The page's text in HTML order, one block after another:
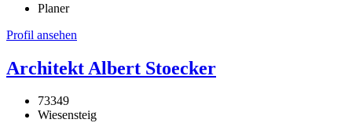
Planer
Profil ansehen
Architekt Albert Stoecker
73349
Wiesensteig